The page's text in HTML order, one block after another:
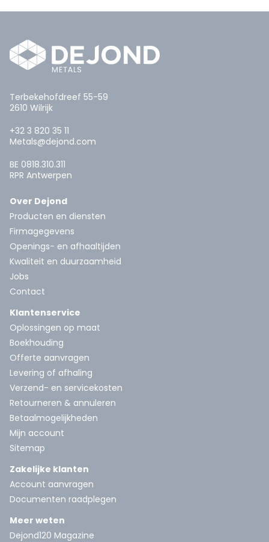
Terbekehofdreef 55-59
2610 Wilrijk
+32 3 820 35 11
Metals@dejond.com
BE 0818.310.311
RPR Antwerpen
Over Dejond
Producten en diensten
Firmagegevens
Openings- en afhaaltijden
Kwaliteit en duurzaamheid
Jobs
Contact
Klantenservice
Oplossingen op maat
Boekhouding
Offerte aanvragen
Levering of afhaling
Verzend- en servicekosten
Retourneren & annuleren
Betaalmogelijkheden
Mijn account
Sitemap
Zakelijke klanten
Account aanvragen
Documenten raadplegen
Meer weten
Dejond120 Magazine